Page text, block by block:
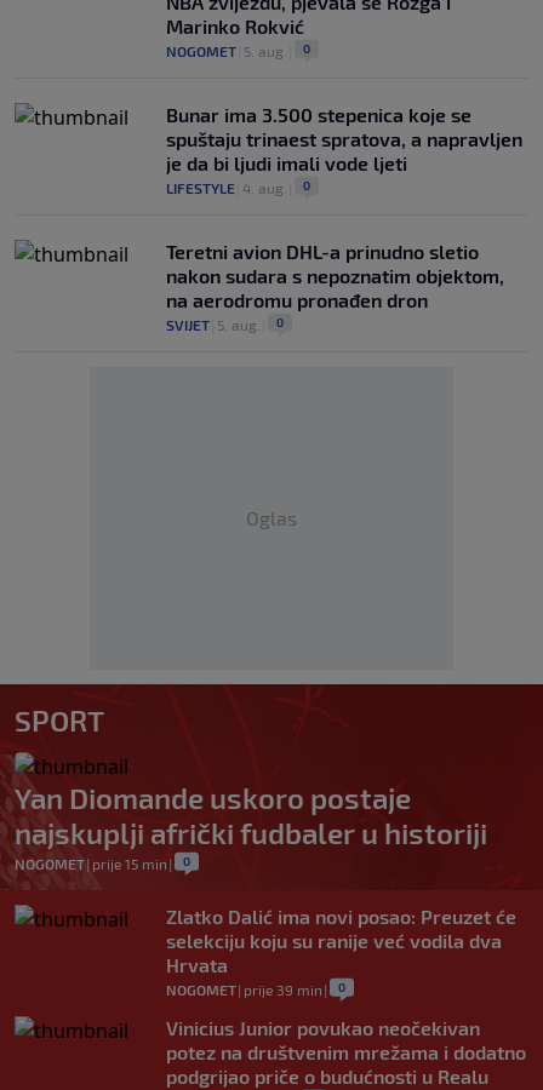
Marinko Rokvić
NOGOMET 5. aug. 0
Bunar imа 3.500 stepenica koje se
spuštaju trinaest spratova, a napravljen
je da bi ljudi imali vode ljeti
LIFESTYLE 4. aug. 0
Teretni avion DHL-a prinudno sletio
nakon sudara s nepoznatim objektom,
na aerodromu pronađen dron
SVIJET 5. aug. 0
Oglas
SPORT
Yan Diomande uskoro postaje
najskuplji afrički fudbaler u historiji
NOGOMET| prije 15 min | 0
Zlatko Dalić ima novi posao: Preuzet će
selekciju koju su ranije već vodila dva
Hrvata
NOGOMET| prije 39 min | 0
Vinicius Junior povukao neočekivan
potez na društvenim mrežama i dodatno
podgrijao priče o budućnosti u Realu